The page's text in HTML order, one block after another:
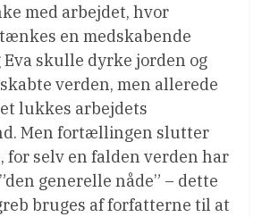
med arbejdet, hvor
en medskabende
Eva skulle dyrke jorden og
verden, men allerede
lukkes arbejdets
Men fortællingen slutter
for selv en falden verden har
generelle nåde” – dette
bruges af forfatterne til at